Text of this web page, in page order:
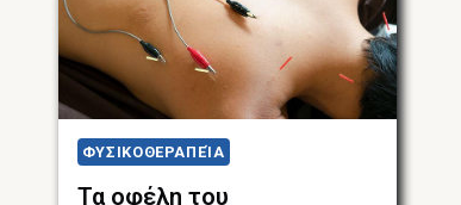
ΦΥΣΙΚΟΘΕΡΑΠΕΊΑ
Τα οφέλη του